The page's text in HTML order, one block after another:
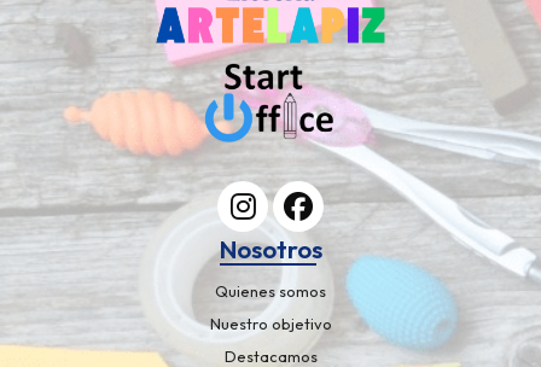
Nosotros
Quienes somos
Nuestro objetivo
Destacamos